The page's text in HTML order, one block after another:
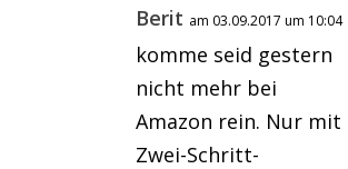
Berit am 03.09.2017 um 10:04
komme seid gestern
nicht mehr bei
Amazon rein. Nur mit
Zwei-Schritt-